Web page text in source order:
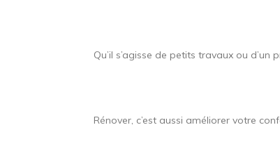
Qu’il s’agisse de petits travaux ou
Rénover, c’est aussi améliorer votre